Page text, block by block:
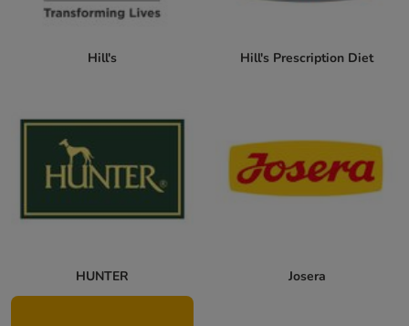
Hill's Hill's Prescription Diet
HUNTER Josera